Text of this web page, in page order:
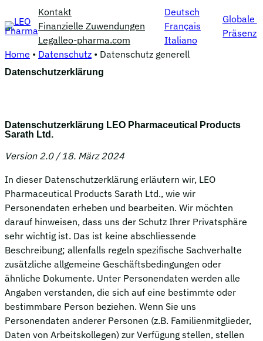
to
Kontakt
Finanzielle Zuwendungen
Legalleo-pharma.com
Deutsch
Français
Italiano
Globale
Präsenz
Home • Datenschutz • Datenschutz generell
Datenschutzerklärung
Datenschutzerklärung LEO Pharmaceutical Products
Sarath Ltd.
Version 2.0 / 18. März 2024
In dieser Datenschutzerklärung erläutern wir, LEO
Pharmaceutical Products Sarath Ltd., wie wir
Personendaten erheben und bearbeiten. Wir möchten
darauf hinweisen, dass uns der Schutz Ihrer Privatsphäre
sehr wichtig ist. Das ist keine abschliessende
Beschreibung; allenfalls regeln spezifische Sachverhalte
zusätzliche allgemeine Geschäftsbedingungen oder
ähnliche Dokumente. Unter Personendaten werden alle
Angaben verstanden, die sich auf eine bestimmte oder
bestimmbare Person beziehen. Wenn Sie uns
Personendaten anderer Personen (z.B. Familienmitglieder,
Daten von Arbeitskollegen) zur Verfügung stellen, stellen